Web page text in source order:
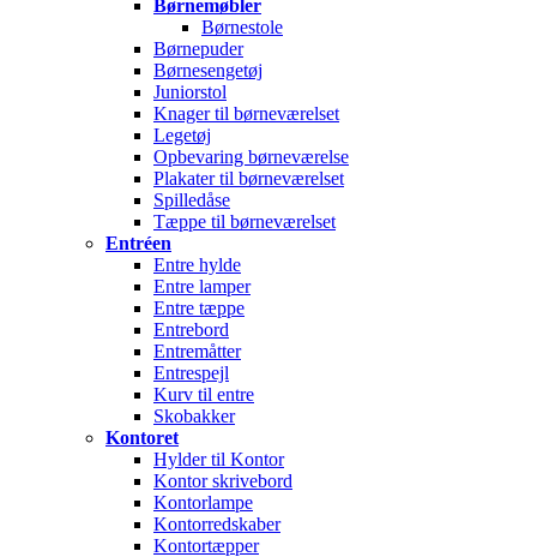
Børnemøbler
Børnestole
Børnepuder
Børnesengetøj
Juniorstol
Knager til børneværelset
Legetøj
Opbevaring børneværelse
Plakater til børneværelset
Spilledåse
Tæppe til børneværelset
Entréen
Entre hylde
Entre lamper
Entre tæppe
Entrebord
Entremåtter
Entrespejl
Kurv til entre
Skobakker
Kontoret
Hylder til Kontor
Kontor skrivebord
Kontorlampe
Kontorredskaber
Kontortæpper